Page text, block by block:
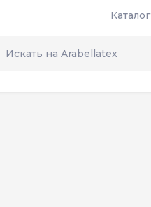
Каталог